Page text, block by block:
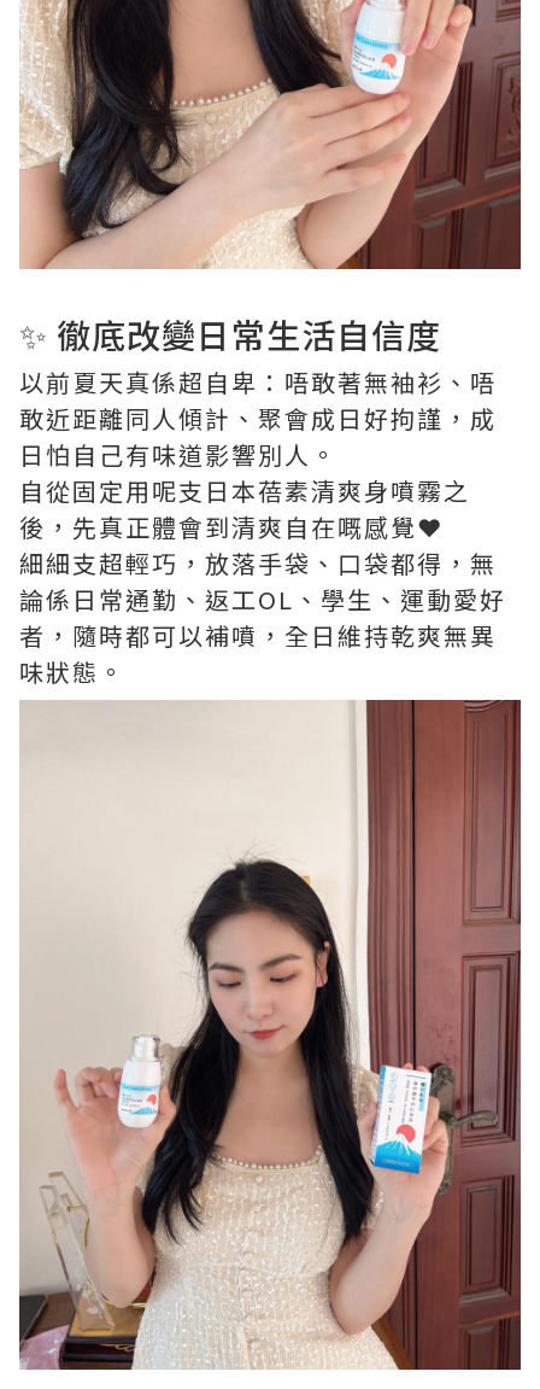
✨ 徹底改變日常生活自信度
以前夏天真係超自卑：唔敢著無袖衫、唔
敢近距離同人傾計、聚會成日好拘謹，成
日怕自己有味道影響別人。
自從固定用呢支日本蓓素清爽身噴霧之
後，先真正體會到清爽自在嘅感覺❤️
細細支超輕巧，放落手袋、口袋都得，無
論係日常通勤、返工OL、學生、運動愛好
者，隨時都可以補噴，全日維持乾爽無異
味狀態。